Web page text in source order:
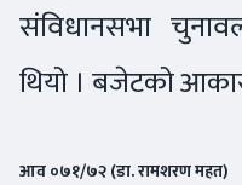
संविधानसभा
थियो । बजेटको
आव ०७१/७२ (डा. रामशरण महत)